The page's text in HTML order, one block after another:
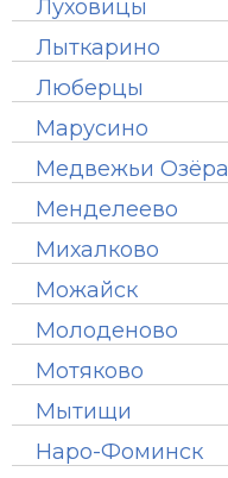
Луховицы
Лыткарино
Люберцы
Марусино
Медвежьи Озёра
Менделеево
Михалково
Можайск
Молоденово
Мотяково
Мытищи
Наро-Фоминск